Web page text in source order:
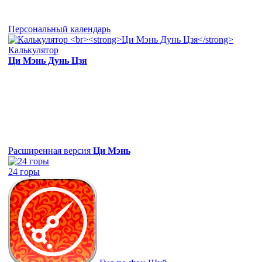
Персональный календарь
Калькулятор
Ци Мэнь Дунь Цзя
Расширенная версия Ци Мэнь
24 горы